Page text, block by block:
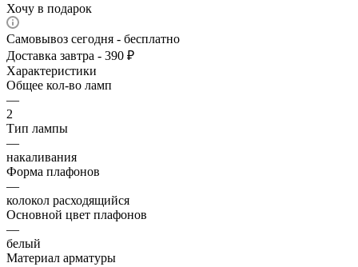
Хочу в подарок
Самовывоз сегодня - бесплатно
Доставка завтра - 390 ₽
Характеристики
Общее кол-во ламп
—
2
Тип лампы
—
накаливания
Форма плафонов
—
колокол расходящийся
Основной цвет плафонов
—
белый
Материал арматуры